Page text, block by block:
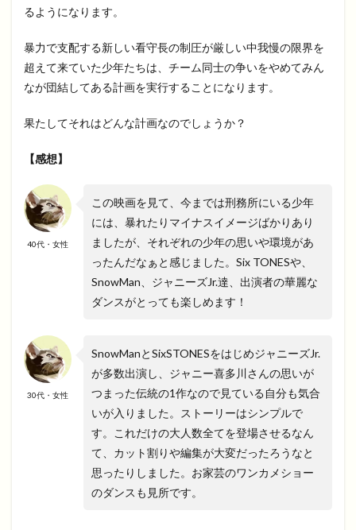
るようになります。
暴力で支配する新しい看守長の制圧が厳しい中我慢の限界を
超えて来ていた少年たちは、チーム同士の争いをやめてみん
なが団結してある計画を実行することになります。
果たしてそれはどんな計画なのでしょうか？
【感想】
40代・女性
この映画を見て、今までは刑務所にいる少年
には、暴れたりマイナスイメージばかりあり
ましたが、それぞれの少年の思いや環境があ
ったんだなぁと感じました。Six TONESや、
SnowMan、ジャニーズJr.達、出演者の華麗な
ダンスがとっても楽しめます！
30代・女性
SnowManとSixSTONESをはじめジャニーズJr.
が多数出演し、ジャニー喜多川さんの思いが
つまった伝統の1作なので見ている自分も気合
いが入りました。ストーリーはシンプルで
す。これだけの大人数全てを登場させるなん
て、カット割りや編集が大変だったろうなと
思ったりしました。お家芸のワンカメショー
のダンスも見所です。